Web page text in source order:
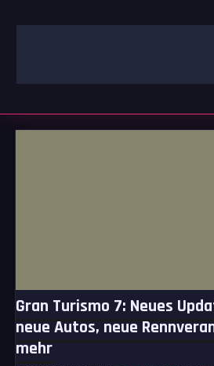
Inhalt
Gran Turismo 7: Neues
neue Autos, neue
mehr